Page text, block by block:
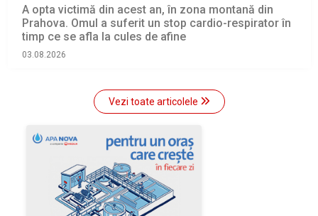
A opta victimă din acest an, în zona montană din
Prahova. Omul a suferit un stop cardio-respirator în
timp ce se afla la cules de afine
03.08.2026
Vezi toate articolele